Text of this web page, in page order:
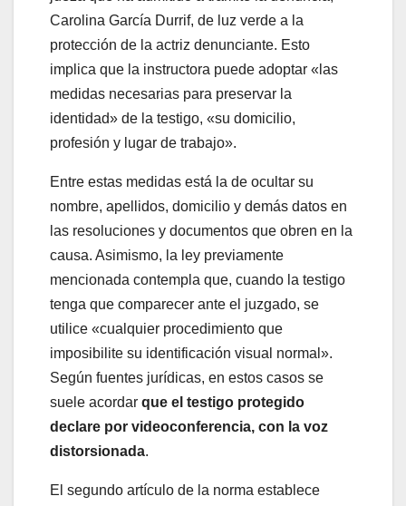
Carolina García Durrif, de luz verde a la
protección de la actriz denunciante. Esto
implica que la instructora puede adoptar «las
medidas necesarias para preservar la
identidad» de la testigo, «su domicilio,
profesión y lugar de trabajo».
Entre estas medidas está la de ocultar su
nombre, apellidos, domicilio y demás datos en
las resoluciones y documentos que obren en la
causa. Asimismo, la ley previamente
mencionada contempla que, cuando la testigo
tenga que comparecer ante el juzgado, se
utilice «cualquier procedimiento que
imposibilite su identificación visual normal».
Según fuentes jurídicas, en estos casos se
suele acordar que el testigo protegido
declare por videoconferencia, con la voz
distorsionada.
El segundo artículo de la norma establece